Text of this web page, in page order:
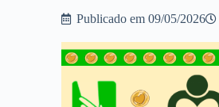
Publicado em 09/05/2026